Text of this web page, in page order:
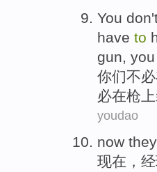
You don
have to
gun, you
你们不必
必在枪
youdao
now they
现在 ，